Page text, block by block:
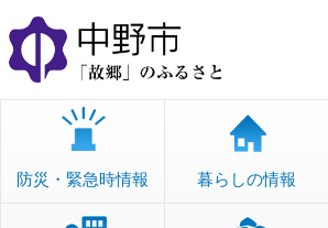
本
文
へ
移
防災・緊急時情報 暮らしの情報